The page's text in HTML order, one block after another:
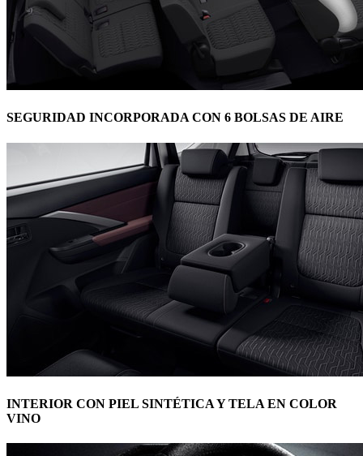
SEGURIDAD INCORPORADA CON 6 BOLSAS DE AIRE
INTERIOR CON PIEL SINTÉTICA Y TELA EN COLOR
VINO